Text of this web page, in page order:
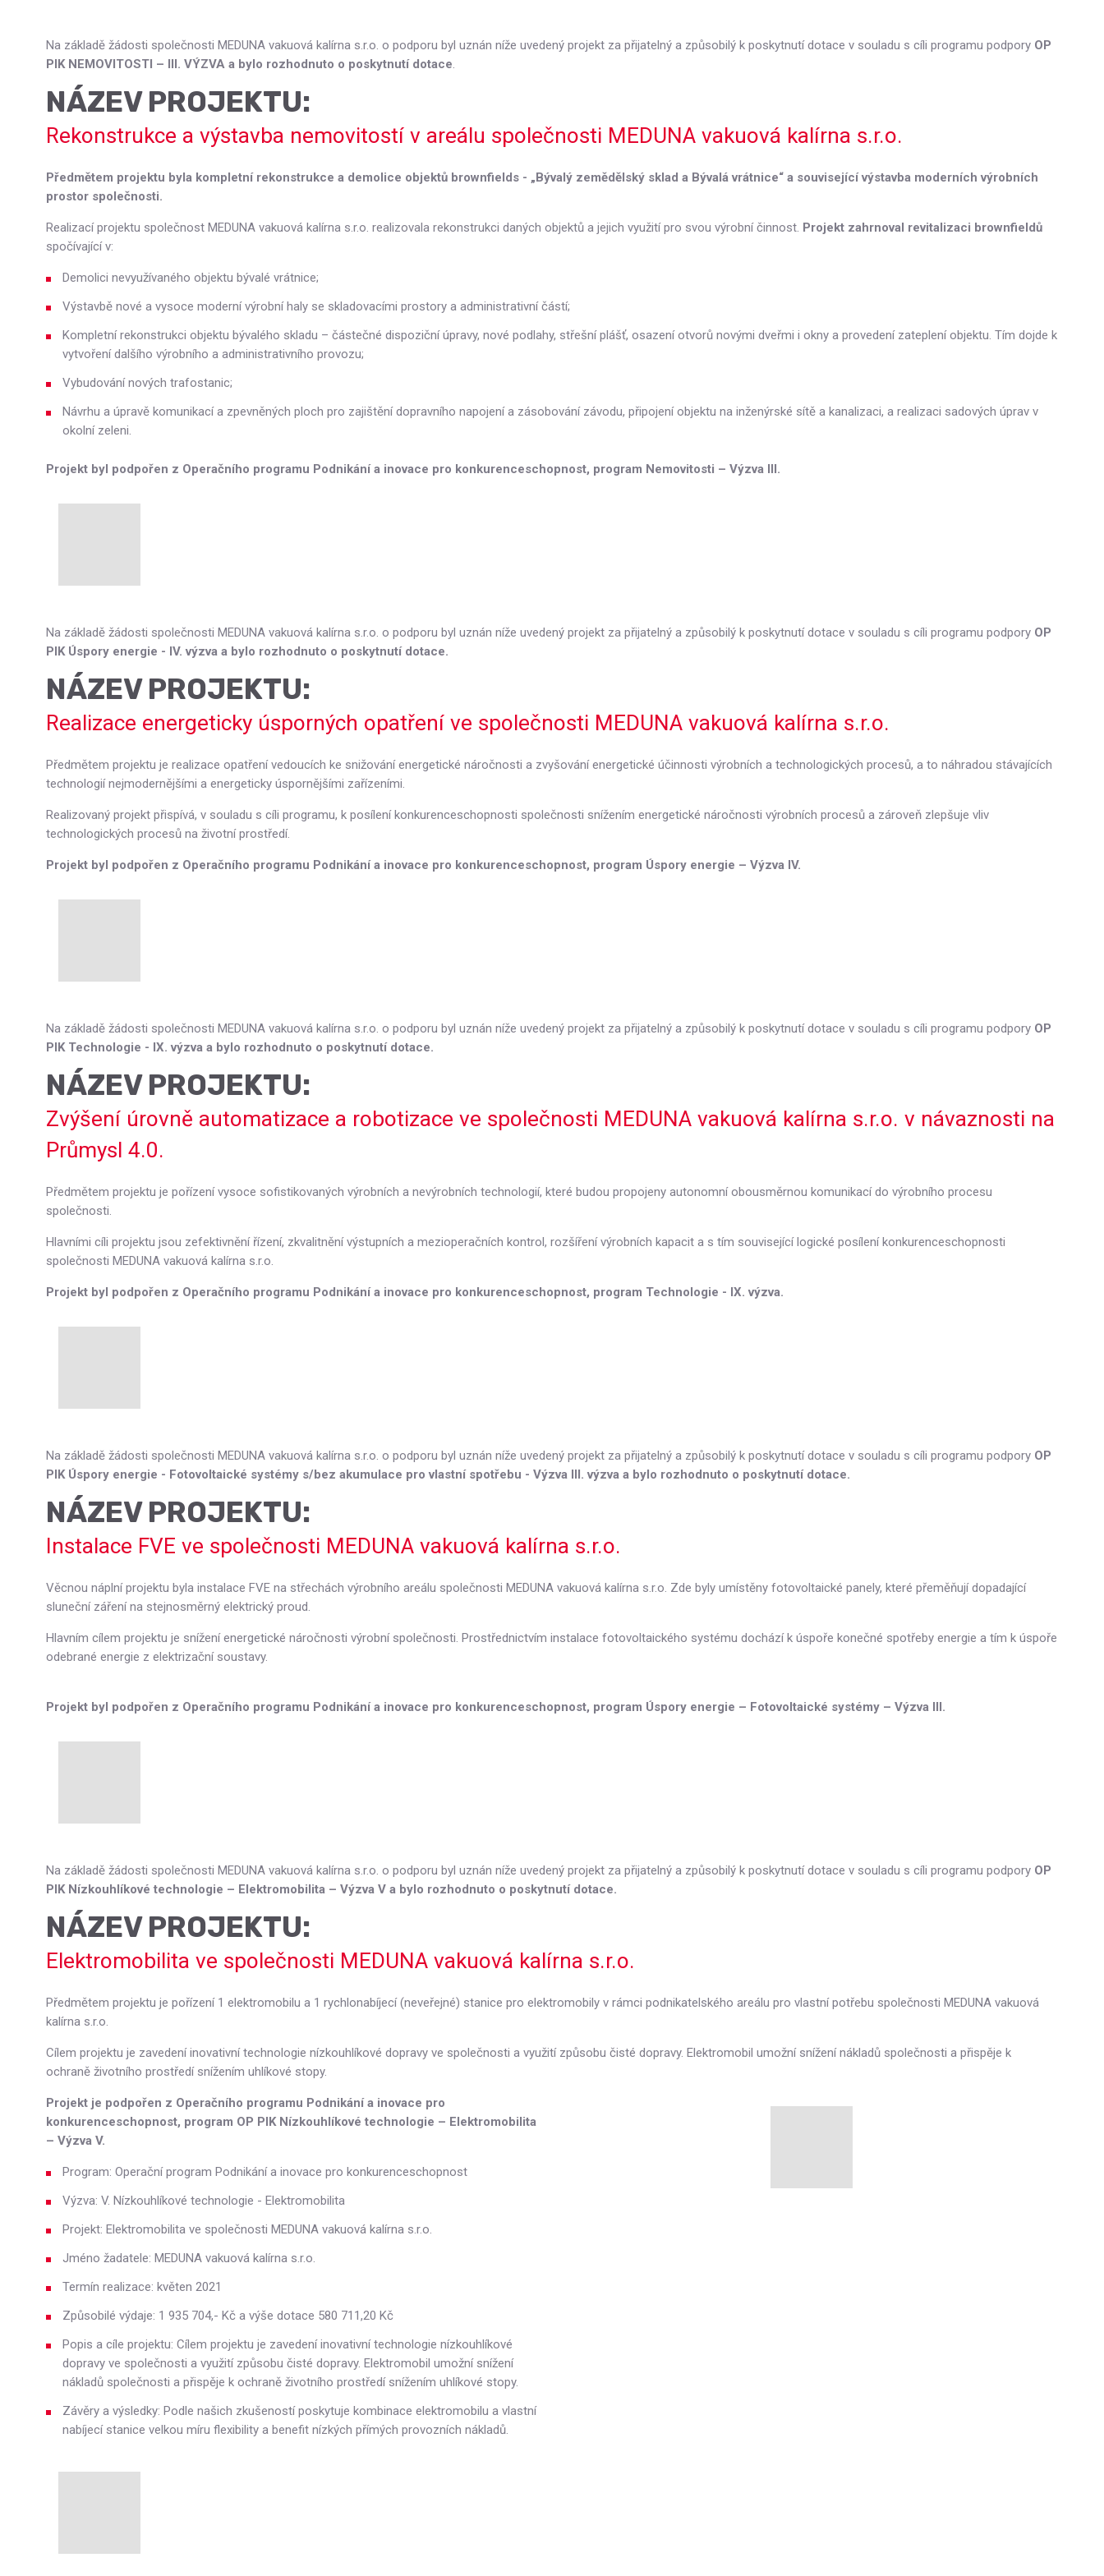
Na základě žádosti společnosti MEDUNA vakuová kalírna s.r.o. o podporu byl uznán níže uvedený projekt za přijatelný a způsobilý k poskytnutí dotace v souladu s cíli programu podpory OP
PIK NEMOVITOSTI – III. VÝZVA a bylo rozhodnuto o poskytnutí dotace.
NÁZEV PROJEKTU:
Rekonstrukce a výstavba nemovitostí v areálu společnosti MEDUNA vakuová kalírna s.r.o.
Předmětem projektu byla kompletní rekonstrukce a demolice objektů brownfields - „Bývalý zemědělský sklad a Bývalá vrátnice“ a související výstavba moderních výrobních
prostor společnosti.
Realizací projektu společnost MEDUNA vakuová kalírna s.r.o. realizovala rekonstrukci daných objektů a jejich využití pro svou výrobní činnost. Projekt zahrnoval revitalizaci brownfieldů
spočívající v:
Demolici nevyužívaného objektu bývalé vrátnice;
Výstavbě nové a vysoce moderní výrobní haly se skladovacími prostory a administrativní částí;
Kompletní rekonstrukci objektu bývalého skladu – částečné dispoziční úpravy, nové podlahy, střešní plášť, osazení otvorů novými dveřmi i okny a provedení zateplení objektu. Tím dojde k
vytvoření dalšího výrobního a administrativního provozu;
Vybudování nových trafostanic;
Návrhu a úpravě komunikací a zpevněných ploch pro zajištění dopravního napojení a zásobování závodu, připojení objektu na inženýrské sítě a kanalizaci, a realizaci sadových úprav v
okolní zeleni.
Projekt byl podpořen z Operačního programu Podnikání a inovace pro konkurenceschopnost, program Nemovitosti – Výzva III.
Na základě žádosti společnosti MEDUNA vakuová kalírna s.r.o. o podporu byl uznán níže uvedený projekt za přijatelný a způsobilý k poskytnutí dotace v souladu s cíli programu podpory OP
PIK Úspory energie - IV. výzva a bylo rozhodnuto o poskytnutí dotace.
NÁZEV PROJEKTU:
Realizace energeticky úsporných opatření ve společnosti MEDUNA vakuová kalírna s.r.o.
Předmětem projektu je realizace opatření vedoucích ke snižování energetické náročnosti a zvyšování energetické účinnosti výrobních a technologických procesů, a to náhradou stávajících
technologií nejmodernějšími a energeticky úspornějšími zařízeními.
Realizovaný projekt přispívá, v souladu s cíli programu, k posílení konkurenceschopnosti společnosti snížením energetické náročnosti výrobních procesů a zároveň zlepšuje vliv
technologických procesů na životní prostředí.
Projekt byl podpořen z Operačního programu Podnikání a inovace pro konkurenceschopnost, program Úspory energie – Výzva IV.
Na základě žádosti společnosti MEDUNA vakuová kalírna s.r.o. o podporu byl uznán níže uvedený projekt za přijatelný a způsobilý k poskytnutí dotace v souladu s cíli programu podpory OP
PIK Technologie - IX. výzva a bylo rozhodnuto o poskytnutí dotace.
NÁZEV PROJEKTU:
Zvýšení úrovně automatizace a robotizace ve společnosti MEDUNA vakuová kalírna s.r.o. v návaznosti na
Průmysl 4.0.
Předmětem projektu je pořízení vysoce sofistikovaných výrobních a nevýrobních technologií, které budou propojeny autonomní obousměrnou komunikací do výrobního procesu
společnosti.
Hlavními cíli projektu jsou zefektivnění řízení, zkvalitnění výstupních a mezioperačních kontrol, rozšíření výrobních kapacit a s tím související logické posílení konkurenceschopnosti
společnosti MEDUNA vakuová kalírna s.r.o.
Projekt byl podpořen z Operačního programu Podnikání a inovace pro konkurenceschopnost, program Technologie - IX. výzva.
Na základě žádosti společnosti MEDUNA vakuová kalírna s.r.o. o podporu byl uznán níže uvedený projekt za přijatelný a způsobilý k poskytnutí dotace v souladu s cíli programu podpory OP
PIK Úspory energie - Fotovoltaické systémy s/bez akumulace pro vlastní spotřebu - Výzva III. výzva a bylo rozhodnuto o poskytnutí dotace.
NÁZEV PROJEKTU:
Instalace FVE ve společnosti MEDUNA vakuová kalírna s.r.o.
Věcnou náplní projektu byla instalace FVE na střechách výrobního areálu společnosti MEDUNA vakuová kalírna s.r.o. Zde byly umístěny fotovoltaické panely, které přeměňují dopadající
sluneční záření na stejnosměrný elektrický proud.
Hlavním cílem projektu je snížení energetické náročnosti výrobní společnosti. Prostřednictvím instalace fotovoltaického systému dochází k úspoře konečné spotřeby energie a tím k úspoře
odebrané energie z elektrizační soustavy.
Projekt byl podpořen z Operačního programu Podnikání a inovace pro konkurenceschopnost, program Úspory energie – Fotovoltaické systémy – Výzva III.
Na základě žádosti společnosti MEDUNA vakuová kalírna s.r.o. o podporu byl uznán níže uvedený projekt za přijatelný a způsobilý k poskytnutí dotace v souladu s cíli programu podpory OP
PIK Nízkouhlíkové technologie – Elektromobilita – Výzva V a bylo rozhodnuto o poskytnutí dotace.
NÁZEV PROJEKTU:
Elektromobilita ve společnosti MEDUNA vakuová kalírna s.r.o.
Předmětem projektu je pořízení 1 elektromobilu a 1 rychlonabíjecí (neveřejné) stanice pro elektromobily v rámci podnikatelského areálu pro vlastní potřebu společnosti MEDUNA vakuová
kalírna s.r.o.
Cílem projektu je zavedení inovativní technologie nízkouhlíkové dopravy ve společnosti a využití způsobu čisté dopravy. Elektromobil umožní snížení nákladů společnosti a přispěje k
ochraně životního prostředí snížením uhlíkové stopy.
Projekt je podpořen z Operačního programu Podnikání a inovace pro
konkurenceschopnost, program OP PIK Nízkouhlíkové technologie – Elektromobilita
– Výzva V.
Program: Operační program Podnikání a inovace pro konkurenceschopnost
Výzva: V. Nízkouhlíkové technologie - Elektromobilita
Projekt: Elektromobilita ve společnosti MEDUNA vakuová kalírna s.r.o.
Jméno žadatele: MEDUNA vakuová kalírna s.r.o.
Termín realizace: květen 2021
Způsobilé výdaje: 1 935 704,- Kč a výše dotace 580 711,20 Kč
Popis a cíle projektu: Cílem projektu je zavedení inovativní technologie nízkouhlíkové
dopravy ve společnosti a využití způsobu čisté dopravy. Elektromobil umožní snížení
nákladů společnosti a přispěje k ochraně životního prostředí snížením uhlíkové stopy.
Závěry a výsledky: Podle našich zkušeností poskytuje kombinace elektromobilu a vlastní
nabíjecí stanice velkou míru flexibility a benefit nízkých přímých provozních nákladů.